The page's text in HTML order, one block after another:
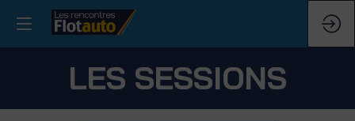
LES SESSIONS